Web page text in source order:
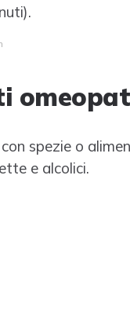
spezie o
e alcolici.